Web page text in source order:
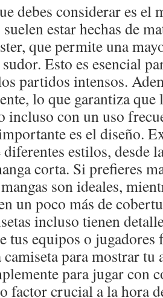
debes considerar es el
estar hechas de
que permite una
Esto es esencial
partidos intensos.
lo que garantiza que
incluso con un uso
es el diseño.
estilos, desde
corta. Si prefieres
son ideales,
un poco más de
incluso tienen
tus equipos o jugadores
para mostrar tu
para jugar con
factor crucial a la hora